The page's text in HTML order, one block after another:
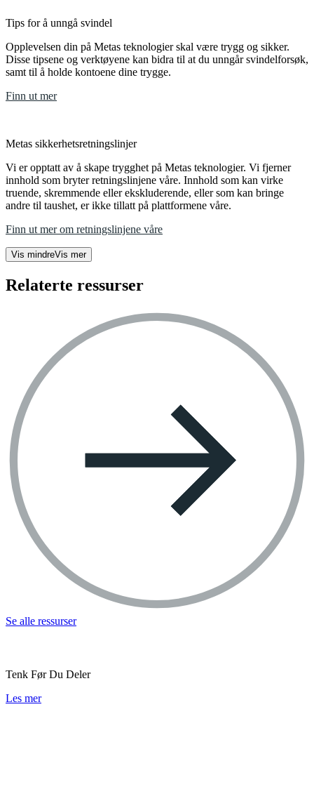
Tips for å unngå svindel
Opplevelsen din på Metas teknologier skal være trygg og sikker.
Disse tipsene og verktøyene kan bidra til at du unngår svindelforsøk,
samt til å holde kontoene dine trygge.
Finn ut mer
Metas sikkerhetsretningslinjer
Vi er opptatt av å skape trygghet på Metas teknologier. Vi fjerner
innhold som bryter retningslinjene våre. Innhold som kan virke
truende, skremmende eller ekskluderende, eller som kan bringe
andre til taushet, er ikke tillatt på plattformene våre.
Finn ut mer om retningslinjene våre
Vis mindreVis mer
Relaterte ressurser
Se alle ressurser
Tenk Før Du Deler
Les mer